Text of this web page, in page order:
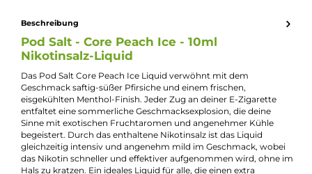
Kevin Maxhuni
Produkt-Manager & Experte
Bei Fragen zu diesem Artikel kontaktieren Sie unseren
Experten schnell und einfach per E-Mail: